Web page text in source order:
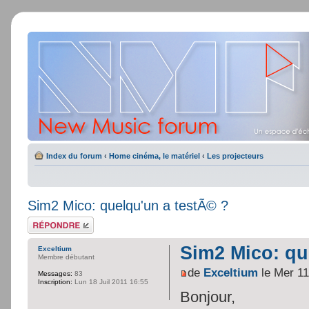
Index du forum ‹ Home cinéma, le matériel ‹ Les projecteurs
Sim2 Mico: quelqu'un a testÃ© ?
Répondre
Sim2 Mico:
de Exceltium le Mer
Bonjour,
Exceltium
Membre débutant
Messages: 83
Inscription: Lun 18 Juil 2011 16:55